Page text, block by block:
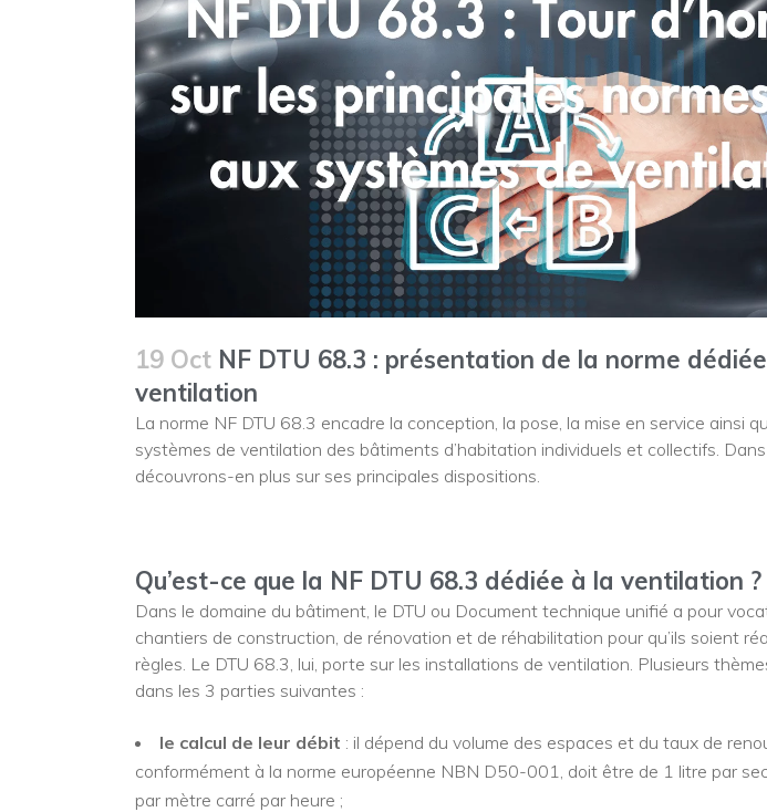
19 Oct NF DTU 68.3 : présentation de la norme
ventilation
La norme NF DTU 68.3 encadre la conception, la pose, la mise en service ainsi
systèmes de ventilation des bâtiments d’habitation individuels et collectifs.
découvrons-en plus sur ses principales dispositions.
Qu’est-ce que la NF DTU 68.3 dédiée à la ventilation ?
Dans le domaine du bâtiment, le DTU ou Document technique unifié a pour
chantiers de construction, de rénovation et de réhabilitation pour qu’ils soient
règles. Le DTU 68.3, lui, porte sur les installations de ventilation. Plusieurs
dans les 3 parties suivantes :
le calcul de leur débit : il dépend du volume des espaces et du taux de
conformément à la norme européenne NBN D50-001, doit être de 1 litre par
par mètre carré par heure ;